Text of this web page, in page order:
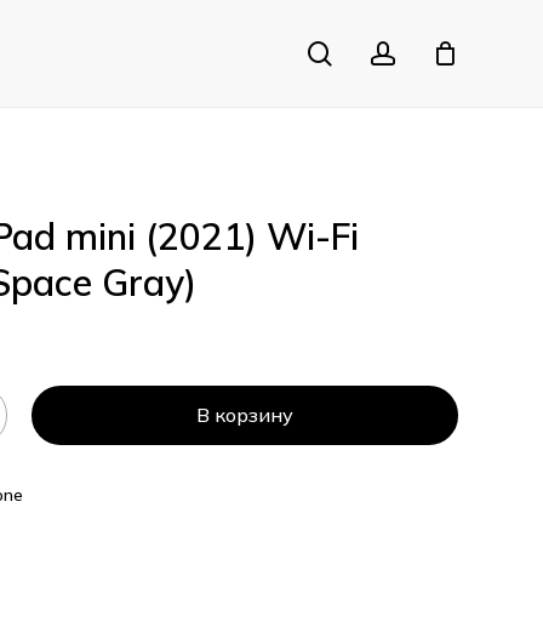
searchaccount
mini (2021) Wi-Fi
Gray)
В корзину